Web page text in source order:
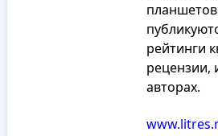
рейтинги
рецензии,
авторах.